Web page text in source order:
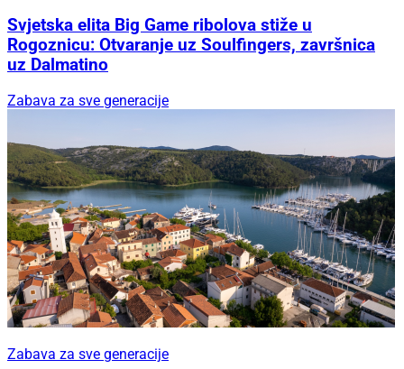
Svjetska elita Big Game ribolova stiže u
Rogoznicu: Otvaranje uz Soulfingers, završnica
uz Dalmatino
Zabava za sve generacije
Zabava za sve generacije